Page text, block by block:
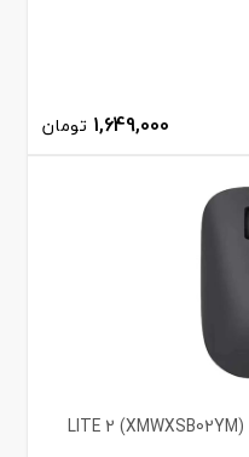
1,649,000 تومان